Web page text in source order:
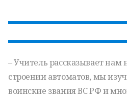
– Учитель рассказывает нам
строении автоматов, мы
воинские звания ВС РФ и